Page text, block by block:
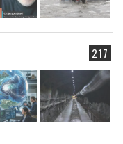
217